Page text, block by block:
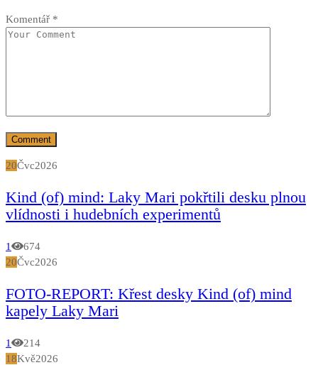
Komentář *
20Čvc2026
Kind (of) mind: Laky Mari pokřtili desku plnou
vlídnosti i hudebních experimentů
1
674
20Čvc2026
FOTO-REPORT: Křest desky Kind (of) mind
kapely Laky Mari
1
214
18Kvě2026